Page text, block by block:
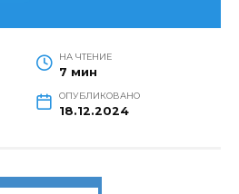
НА ЧТЕНИЕ
7 мин
ОПУБЛИКОВАНО
18.12.2024